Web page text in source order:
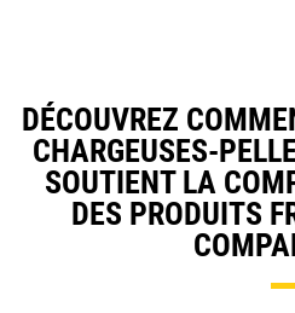
DÉCOUVREZ
CHARGEUSES-
SOUTIENT LA
DES PRODUITS